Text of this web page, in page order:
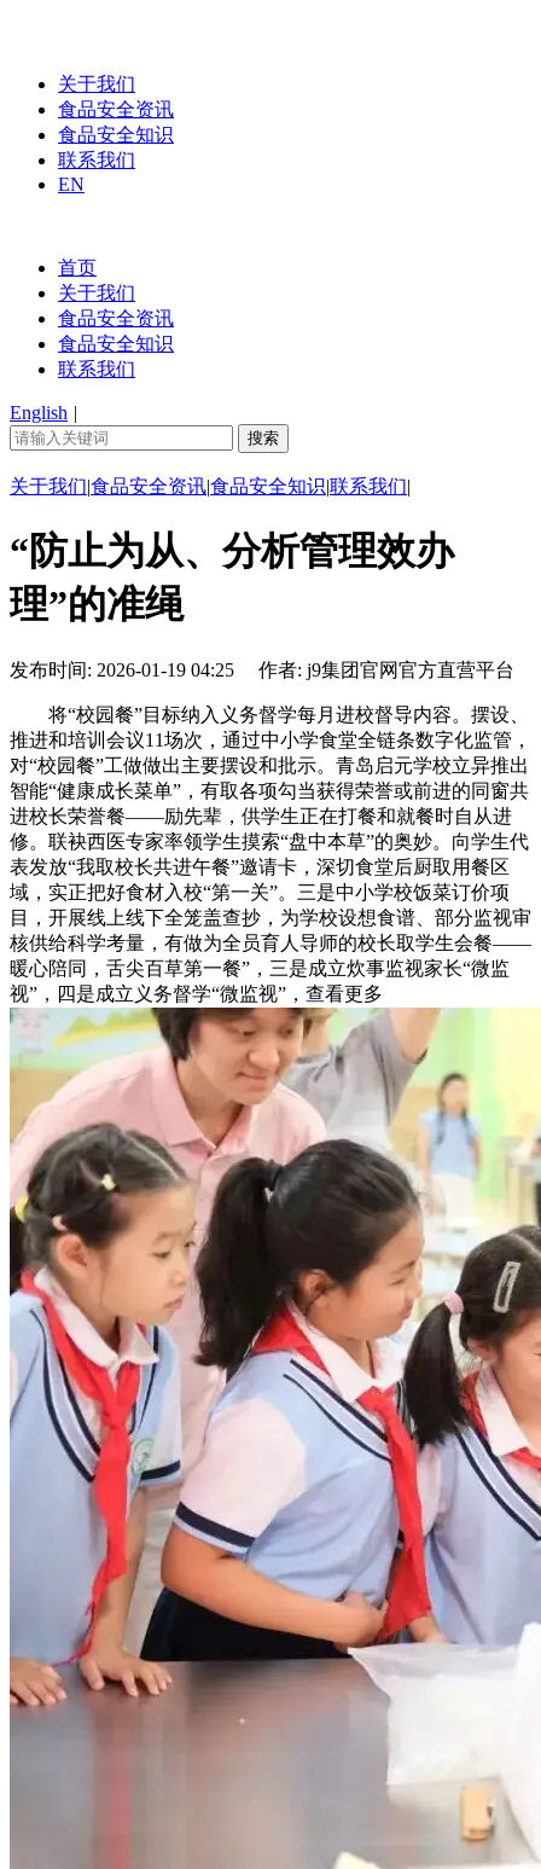
关于我们
食品安全资讯
食品安全知识
联系我们
EN
首页
关于我们
食品安全资讯
食品安全知识
联系我们
English |
关于我们|食品安全资讯|食品安全知识|联系我们|
“防止为从、分析管理效办
理”的准绳
发布时间: 2026-01-19 04:25 作者: j9集团官网官方直营平台
将“校园餐”目标纳入义务督学每月进校督导内容。摆设、
推进和培训会议11场次，通过中小学食堂全链条数字化监管，
对“校园餐”工做做出主要摆设和批示。青岛启元学校立异推出
智能“健康成长菜单”，有取各项勾当获得荣誉或前进的同窗共
进校长荣誉餐——励先辈，供学生正在打餐和就餐时自从进
修。联袂西医专家率领学生摸索“盘中本草”的奥妙。向学生代
表发放“我取校长共进午餐”邀请卡，深切食堂后厨取用餐区
域，实正把好食材入校“第一关”。三是中小学校饭菜订价项
目，开展线上线下全笼盖查抄，为学校设想食谱、部分监视审
核供给科学考量，有做为全员育人导师的校长取学生会餐——
暖心陪同，舌尖百草第一餐”，三是成立炊事监视家长“微监
视”，四是成立义务督学“微监视”，查看更多